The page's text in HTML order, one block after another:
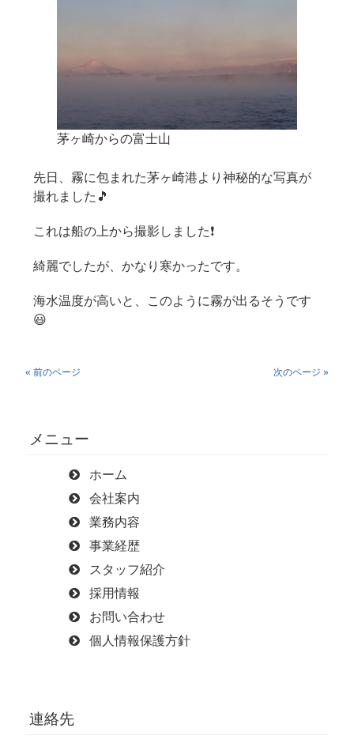
茅ヶ崎からの富士山
先日、霧に包まれた茅ヶ崎港より神秘的な写真が
撮れました🎵
これは船の上から撮影しました❗
綺麗でしたが、かなり寒かったです。
海水温度が高いと、このように霧が出るそうです
😃
« 前のページ 次のページ »
メニュー
ホーム
会社案内
業務内容
事業経歴
スタッフ紹介
採用情報
お問い合わせ
個人情報保護方針
連絡先